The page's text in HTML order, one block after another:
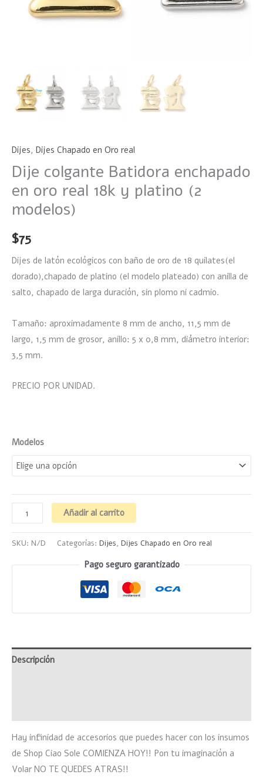
Dijes, Dijes Chapado en Oro real
Dije colgante Batidora enchapado
en oro real 18k y platino (2
modelos)
$75
Dijes de latón ecológicos con baño de oro de 18 quilates(el
dorado),chapado de platino (el modelo plateado) con anilla de
salto, chapado de larga duración, sin plomo ni cadmio.
Tamaño: aproximadamente 8 mm de ancho, 11,5 mm de
largo, 1,5 mm de grosor, anillo: 5 x 0,8 mm, diámetro interior:
3,5 mm.
PRECIO POR UNIDAD.
Modelos
cantidad
Añadir al carrito
SKU: N/D Categorías: Dijes, Dijes Chapado en Oro real
Pago seguro garantizado
Descripción
Hay infinidad de accesorios que puedes hacer con los insumos
de Shop Ciao Sole COMIENZA HOY!! Pon tu imaginación a
Volar NO TE QUEDES ATRAS!!